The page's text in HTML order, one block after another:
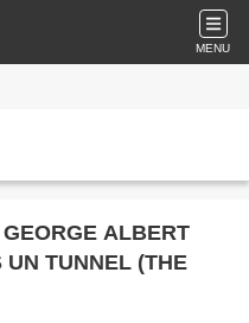
MENU
ALBERT
TUNNEL (THE